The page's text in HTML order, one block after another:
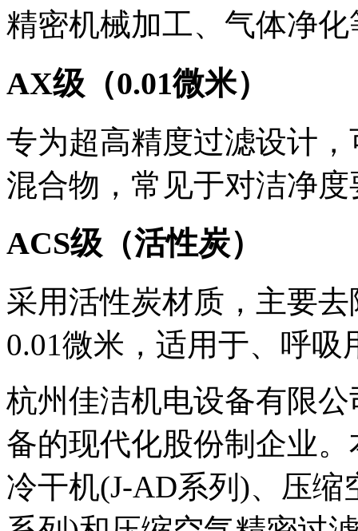
精密机械加工、气体净化
AX级（0.01微米）
专为超高精度过滤设计
混合物，常见于对洁净
ACS级（活性炭）
采用活性炭材质，主要
0.01微米，适用于、呼吸
杭州佳洁机电设备有限
备的现代化股份制企业
冷干机(J-AD系列)、压缩